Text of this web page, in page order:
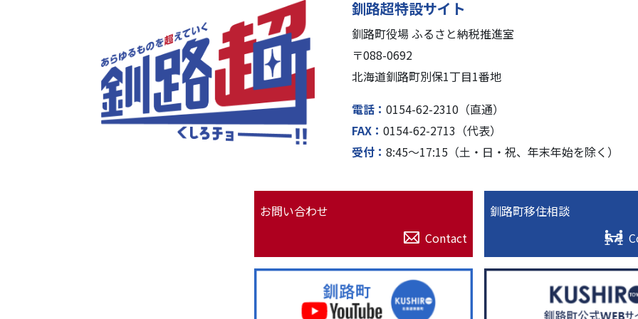
釧路超特設サイト
釧路町役場 ふるさと納税推進室
〒088-0692
北海道釧路町別保1丁⽬1番地
電話
0154-62-2310（直通）
FAX
0154-62-2713（代表）
受付
8:45〜17:15（⼟・⽇・祝、年末年始を除く）
お問い合わせ
Contact
釧路町移住相談